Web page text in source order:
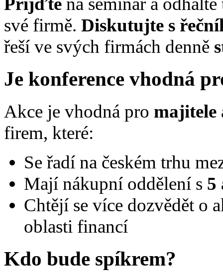
své firmě. Diskutujte s
řeší ve svých firmách denně
Je konference vhodná
Akce je vhodná pro majitele
firem, které:
Se řadí na českém trhu
Mají nákupní oddělení s 5
Chtějí se více dozvědět o
oblasti financí
Kdo bude spíkrem?